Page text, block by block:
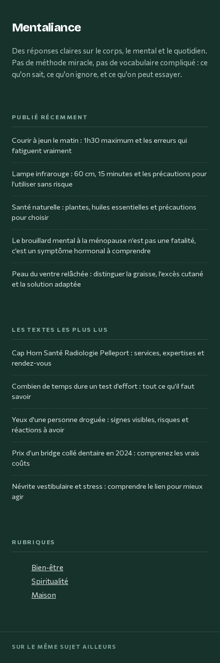
Mentaliance
Des réponses claires sur le corps, le mental et le quotidien.
Pas de méthode miracle, pas de vocabulaire compliqué : ce
qu'on sait, ce qu'on ignore, et ce qu'on peut essayer.
PUBLIÉ RÉCEMMENT
Courir à jeun le matin : 1h30 maximum et les erreurs qui
fatiguent vraiment
Lampe infrarouge : 60 cm, 15 minutes et les précautions pour
l’utiliser sans risque
Santé naturelle : plantes, huiles essentielles et précautions
pour choisir
Le brouillard mental à la ménopause n’est pas une fatalité,
c’est un symptôme hormonal à comprendre
Peau du ventre relâchée : distinguer la graisse, l’excès cutané
et la solution adaptée
LES TEXTES LES PLUS LUS
Cap Horn Santé Radiologie Pelleport : services, expertises et
rendez-vous
Combien de temps dure un test d’effort : tout ce qu’il faut
savoir
Yeux d'une personne droguée : signes visibles, risques et
réactions à avoir
Prix d’un bridge collé dentaire en 2024 : comprenez les vrais
coûts
Névrite vestibulaire et stress : comprendre le lien pour mieux
agir
RUBRIQUES
Bien-être
Spiritualité
Maison
SUR LE MÊME SUJET AILLEURS